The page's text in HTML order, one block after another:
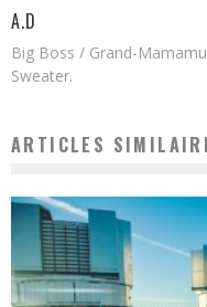
A.D
Big Boss / Grand-
Sweater.
ARTICLES